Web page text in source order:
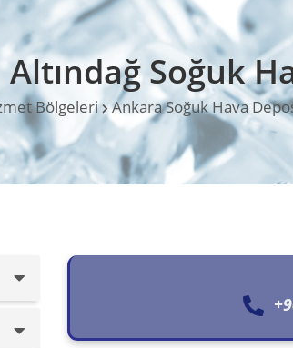
Altındağ Soğuk
Bölgeleri Ankara Soğuk Hava